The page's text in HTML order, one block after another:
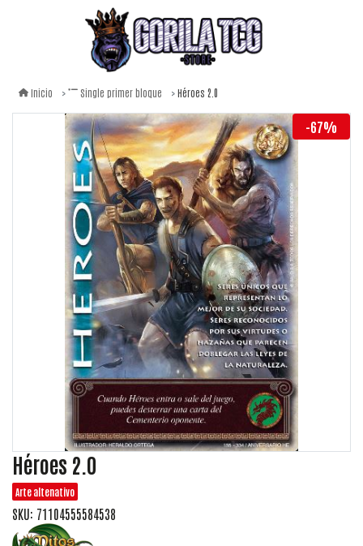
Inicio Single primer bloque Héroes 2.0
-67%
Héroes 2.0
Arte altenativo
SKU: 71104555584538